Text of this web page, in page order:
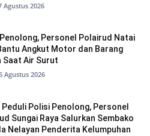
Agustus 2026
Personel Polairud Natai
Angkut Motor dan Barang
Saat Air Surut
Agustus 2026
Peduli Polisi Penolong, Personel
Sungai Raya Salurkan Sembako
Nelayan Penderita Kelumpuhan